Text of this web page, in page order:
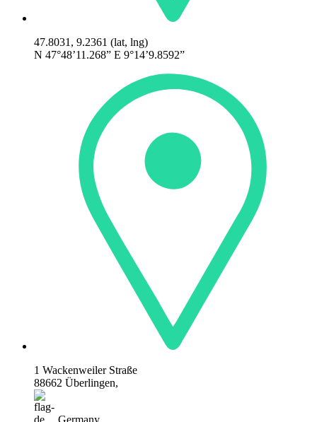
47.8031, 9.2361 (lat, lng)
N 47°48’11.268” E 9°14’9.8592”
1 Wackenweiler Straße
88662 Überlingen,
Germany